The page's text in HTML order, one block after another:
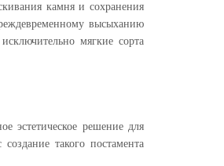
камня и сохранения
высыханию
мягкие сорта
эстетическое решение для
такого постамента